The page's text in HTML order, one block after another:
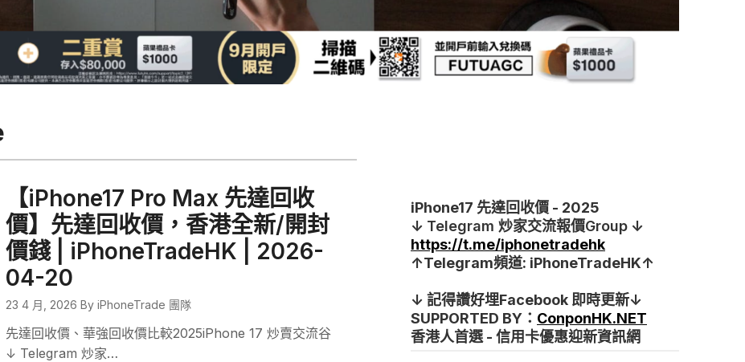
【iPhone17 Pro Max 先達回收
價】先達回收價，香港全新/開封
價錢 | iPhoneTradeHK | 2026-
04-20
23 4 月, 2026 By iPhoneTrade 團隊
先達回收價、華強回收價比較2025iPhone 17 炒賣交流谷
↓ Telegram 炒家…
iPhone17 先達回收價 - 2025
↓ Telegram 炒家交流報價Group↓
https://t.me/iphonetradehk
↑Telegram頻道: iPhoneTradeHK↑
↓ 記得讚好埋Facebook 即時更新↓
SUPPORTED BY： ConponHK.NET
香港人首選 - 信用卡優惠迎新資訊網